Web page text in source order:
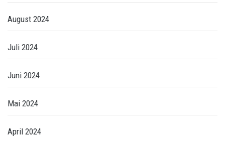
August 2024
Juli 2024
Juni 2024
Mai 2024
April 2024